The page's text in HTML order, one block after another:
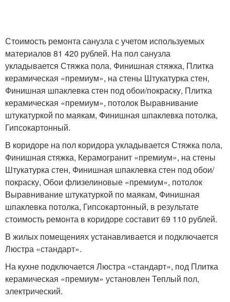
Стоимость ремонта санузла с учетом используемых
материалов 81 420 рублей. На пол санузла
укладывается Стяжка пола, Финишная стяжка, Плитка
керамическая «премиум», на стены Штукатурка стен,
Финишная шпаклевка стен под обои/покраску, Плитка
керамическая «премиум», потолок Выравнивание
штукатуркой по маякам, Финишная шпаклевка потолка,
Гипсокартонный.
В коридоре на пол коридора укладывается Стяжка пола,
Финишная стяжка, Керамогранит «премиум», на стены
Штукатурка стен, Финишная шпаклевка стен под обои/
покраску, Обои флизелиновые «премиум», потолок
Выравнивание штукатуркой по маякам, Финишная
шпаклевка потолка, Гипсокартонный, в результате
стоимость ремонта в коридоре составит 69 110 рублей.
В жилых помещениях устанавливается и подключается
Люстра «стандарт».
На кухне подключается Люстра «стандарт», под Плитка
керамическая «премиум» установлен Теплый пол,
электрический.